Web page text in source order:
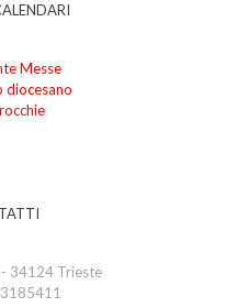
Messe
diocesano
34124 Trieste